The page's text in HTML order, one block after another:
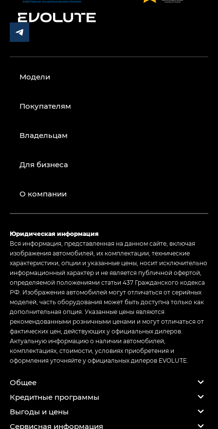
Модели
Покупателям
Владельцам
Для бизнеса
О компании
Юридическая информация
Вся информация, представленная на данном сайте, включая
изображения автомобилей, их комплектации, технические
характеристики, опции и указанные цены, носит исключительно
информационный характер и не является публичной офертой,
определяемой положениями статьи 437 Гражданского кодекса
РФ. Изображения автомобилей могут отличаться от серийных
моделей, часть оборудования может быть доступна только как
дополнительная опция. Указанные цены являются
рекомендованными розничными ценами и могут отличаться от
фактических цен, действующих у официальных дилеров.
Актуальную информацию о наличии автомобилей,
комплектациях, стоимости, условиях приобретения и
оформления уточняйте у официальных дилеров EVOLUTE.
Общее
Кредитные программы
Выгоды и цены
Сервисная информация